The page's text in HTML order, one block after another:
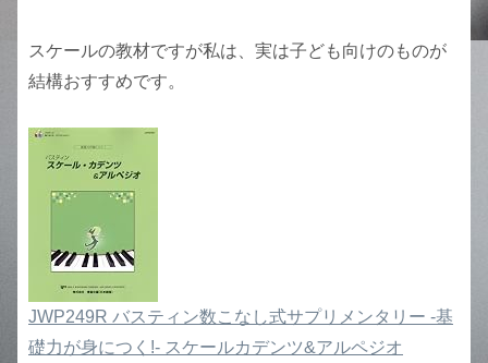
スケールの教材ですが私は、実は子ども向けのものが
結構おすすめです。
JWP249R バスティン数こなし式サプリメンタリー -基
礎力が身につく!- スケールカデンツ&アルペジオ